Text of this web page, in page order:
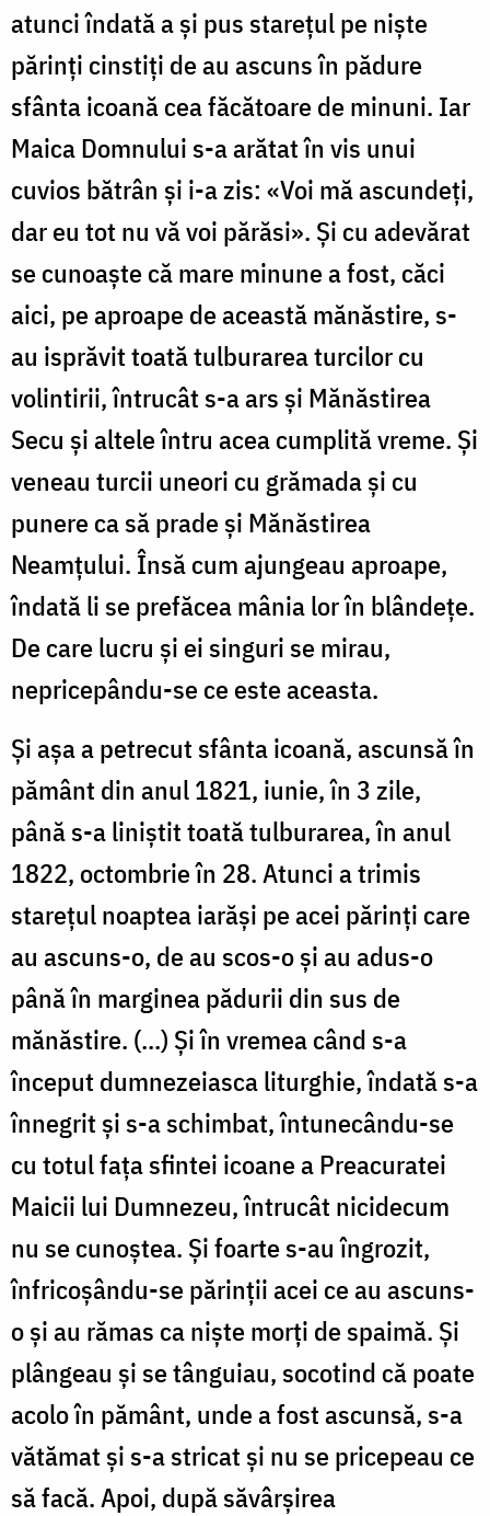
atunci îndată a şi pus stareţul pe nişte
părinţi cinstiţi de au ascuns în pădure
sfânta icoană cea făcătoare de minuni. Iar
Maica Domnului s-a arătat în vis unui
cuvios bătrân şi i-a zis: «Voi mă ascundeţi,
dar eu tot nu vă voi părăsi». Şi cu adevărat
se cunoaşte că mare minune a fost, căci
aici, pe aproape de această mănăstire, s-
au isprăvit toată tulburarea turcilor cu
volintirii, întrucât s-a ars şi Mănăstirea
Secu şi altele întru acea cumplită vreme. Şi
veneau turcii uneori cu grămada şi cu
punere ca să prade şi Mănăstirea
Neamţului. Însă cum ajungeau aproape,
îndată li se prefăcea mânia lor în blândeţe.
De care lucru şi ei singuri se mirau,
nepricepându-se ce este aceasta.
Şi aşa a petrecut sfânta icoană, ascunsă în
pământ din anul 1821, iunie, în 3 zile,
până s-a liniştit toată tulburarea, în anul
1822, octombrie în 28. Atunci a trimis
stareţul noaptea iarăşi pe acei părinţi care
au ascuns-o, de au scos-o şi au adus-o
până în marginea pădurii din sus de
mănăstire. (...) Şi în vremea când s-a
început dumnezeiasca liturghie, îndată s-a
înnegrit şi s-a schimbat, întunecându-se
cu totul faţa sfintei icoane a Preacuratei
Maicii lui Dumnezeu, întrucât nicidecum
nu se cunoştea. Şi foarte s-au îngrozit,
înfricoşându-se părinţii acei ce au ascuns-
o şi au rămas ca nişte morţi de spaimă. Şi
plângeau şi se tânguiau, socotind că poate
acolo în pământ, unde a fost ascunsă, s-a
vătămat şi s-a stricat şi nu se pricepeau ce
să facă. Apoi, după săvârşirea